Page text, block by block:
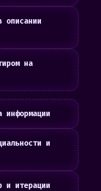
описании
на
информации
и
и итерации